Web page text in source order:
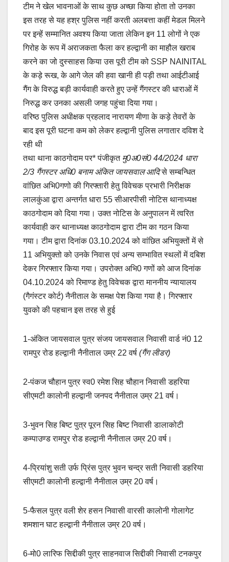
e
b
o
o
k
s
A
p
p
y
Li
n
k
e
टीम ने खेल भावनाओं के साथ कुछ अच्छा किया होता तो उनका
इस तरह से यह हश्र पुलिस नहीं करती अलबत्ता कहीं मेडल मिलने
पर इन्हें सम्मानित अवश्य किया जाता लेकिन इन 11 लोगों ने एक
गिरोह के रूप में अराजकता फैला कर हल्द्वानी का माहौल खराब
करने का जो दुस्साहस किया उस पूरी टीम को SSP NAINITAL
के कड़े रूख, के आगे जेल की हवा खानी ही पड़ी तथा आईटीआई
गैंग के विरुद्ध बड़ी कार्यवाही करते हुए उन्हें गैंगस्टर की धाराओं में
निरुद्ध कर उनका असली जगह पहुंचा दिया गया।
वरिष्ठ पुलिस अधीक्षक प्रहलाद नारायण मीणा के कड़े तेवरों के
बाद इस पूरी घटना कम को लेकर हल्द्वानी पुलिस लगातार दविश दे
रही थी
तथा थाना काठगोदाम पर* पंजीकृत मु0अ0सं0 44/2024 धारा
2/3 गैंगस्टर अधि0 बनाम अंकित जायसवाल आदिसे सम्बन्धित
वांछित अभि0गणो की गिरफ्तारी हेतु विवेचक प्रभारी निरीक्षक
लालकुंआ द्वारा अन्तर्गत धारा 55 सीआरपीसी नोटिस थानाध्यक्ष
काठगोदाम को दिया गया। उक्त नोटिस के अनुपालन में त्वरित
कार्यवाही कर थानाध्यक्ष काठगोदाम द्वारा टीम का गठन किया
गया। टीम द्वारा दिनांक 03.10.2024 को वांछित अभियुक्तों में से
11 अभियुक्तो को उनके निवास एवं अन्य सम्भावित स्थलों में दबिश
देकर गिरफ्तार किया गया। उपरोक्त अभि0 गणों को आज दिनांक
04.10.2024 को रिमाण्ड हेतु विवेचक द्वारा माननीय न्यायालय
(गैगंस्टर कोर्ट) नैनीताल के समक्ष पेश किया गया है। गिरफ्तार
युवको की पहचान इस तरह से हुई
1-अंकित जायसवाल पुत्र संजय जायसवाल निवासी वार्ड नं0 12
रामपुर रोड हल्द्वानी नैनीताल उम्र 22 वर्ष (गैंग लीडर)
2-पंकज चौहान पुत्र स्व0 रमेश सिह चौहान निवासी डहरिया
सीएमटी कालोनी हल्द्वानी जनपद नैनीताल उम्र 21 वर्ष।
3-भुवन सिह बिष्ट पुत्र पूरन सिह बिष्ट निवासी डालाकोटी
कम्पाउण्ड रामपुर रोड हल्द्वानी नैनीताल उम्र 20 वर्ष।
4-प्रियांशु सती उर्फ प्रिंस पुत्र भुवन चन्द्र सती निवासी डहरिया
सीएमटी कालोनी हल्द्वानी नैनीताल उम्र 20 वर्ष।
5-फैसल पुत्र वली शेर हसन निवासी वारसी कालोनी गोलागेट
शमशान घाट हल्द्वानी नैनीताल उम्र 20 वर्ष।
6-मो0 लारिफ सिद्दीकी पुत्र साहनवाज सिद्दीकी निवासी टनकपुर